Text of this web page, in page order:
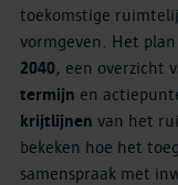
toekomstige
vormgeven. Het
2040, een overzicht
termijn en
krijtlijnen van het
bekeken hoe het
samenspraak met